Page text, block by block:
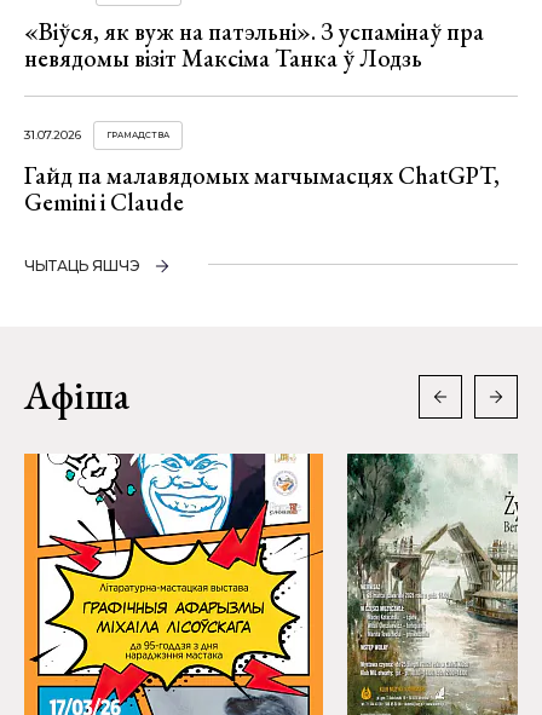
«Віўся, як вуж на патэльні». З успамінаў пра
невядомы візіт Максіма Танка ў Лодзь
31.07.2026 ГРАМАДСТВА
Гайд па малавядомых магчымасцях ChatGPT,
Gemini і Claude
ЧЫТАЦЬ ЯШЧЭ
Афіша